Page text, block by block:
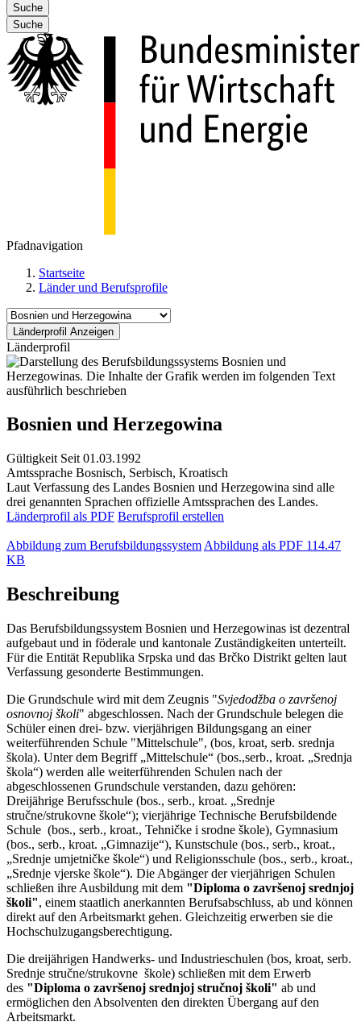
Suche
Pfadnavigation
Startseite
Länder und Berufsprofile
Länderprofil
Bosnien und Herzegowina
Gültigkeit Seit 01.03.1992
Amtssprache Bosnisch, Serbisch, Kroatisch
Laut Verfassung des Landes Bosnien und Herzegowina sind alle
drei genannten Sprachen offizielle Amtssprachen des Landes.
Länderprofil als PDF Berufsprofil erstellen
Abbildung zum Berufsbildungssystem Abbildung als PDF 114.47
KB
Beschreibung
Das Berufsbildungssystem Bosnien und Herzegowinas ist dezentral
aufgebaut und in föderale und kantonale Zuständigkeiten unterteilt.
Für die Entität Republika Srpska und das Brčko Distrikt gelten laut
Verfassung gesonderte Bestimmungen.
Die Grundschule wird mit dem Zeugnis "Svjedodžba o završenoj
osnovnoj školi" abgeschlossen. Nach der Grundschule belegen die
Schüler einen drei- bzw. vierjährigen Bildungsgang an einer
weiterführenden Schule "Mittelschule", (bos, kroat, serb. srednja
škola). Unter dem Begriff „Mittelschule“ (bos.,serb., kroat. „Srednja
škola“) werden alle weiterführenden Schulen nach der
abgeschlossenen Grundschule verstanden, dazu gehören:
Dreijährige Berufsschule (bos., serb., kroat. „Srednje
stručne/strukovne škole“); vierjährige Technische Berufsbildende
Schule (bos., serb., kroat., Tehničke i srodne škole), Gymnasium
(bos., serb., kroat. „Gimnazije“), Kunstschule (bos., serb., kroat.,
„Srednje umjetničke škole“) und Religionsschule (bos., serb., kroat.,
„Srednje vjerske škole“). Die Abgänger der vierjährigen Schulen
schließen ihre Ausbildung mit dem "Diploma o završenoj srednjoj
školi", einem staatlich anerkannten Berufsabschluss, ab und können
direkt auf den Arbeitsmarkt gehen. Gleichzeitig erwerben sie die
Hochschulzugangsberechtigung.
Die dreijährigen Handwerks- und Industrieschulen (bos, kroat, serb.
Srednje stručne/strukovne škole) schließen mit dem Erwerb
des "Diploma o završenoj srednjoj stručnoj školi" ab und
ermöglichen den Absolventen den direkten Übergang auf den
Arbeitsmarkt.